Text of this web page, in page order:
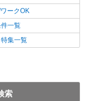
ークOK
一覧
集一覧
索